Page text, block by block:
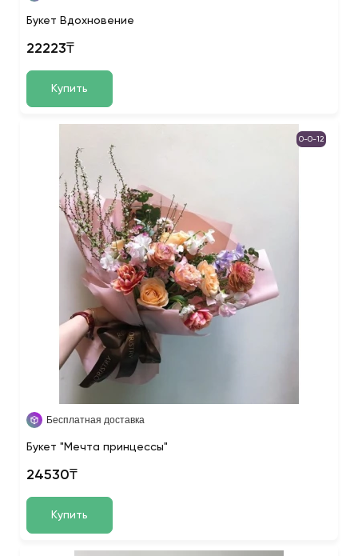
Букет Вдохновение
22223₸
Купить
0-0-12
Бесплатная доставка
Букет "Мечта принцессы"
24530₸
Купить